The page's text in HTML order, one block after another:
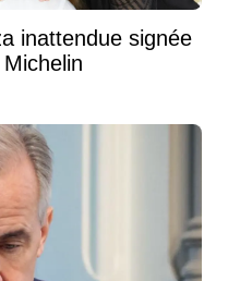
inattendue signée